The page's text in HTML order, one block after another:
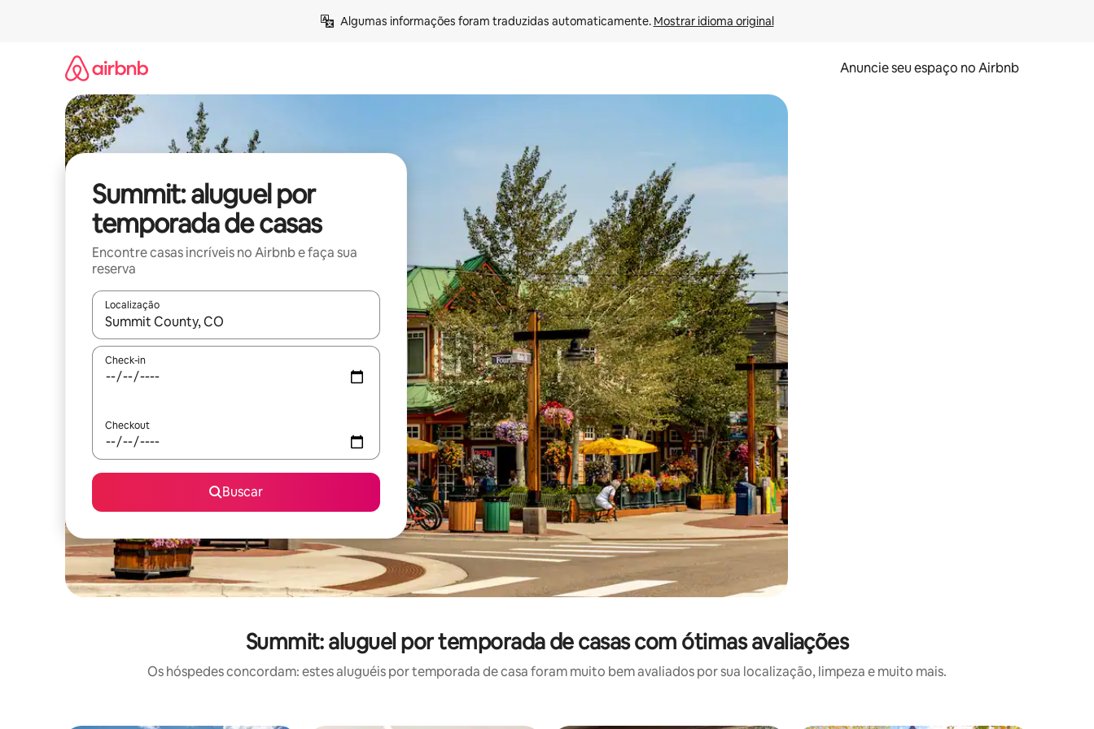
Algumas informações foram traduzidas automaticamente. Mostrar idioma original
Anuncie seu espaço no Airbnb
Summit: aluguel por
temporada de casas
Encontre casas incríveis no Airbnb e faça sua
reserva
Localização
Quando os resultados estiverem disponíveis, explore-os usando as seta para cima e para baixo do teclado ou tocando e deslizando o dedo na tela.
Check-in
Checkout
Buscar
Summit: aluguel por temporada de casas com ótimas avaliações
Os hóspedes concordam: estes aluguéis por temporada de casa foram muito bem avaliados por sua localização, limpeza e muito mais.